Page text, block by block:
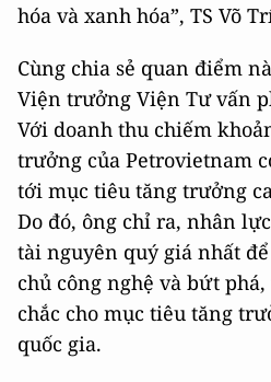
hóa và xanh hóa”, TS Võ
Cùng chia sẻ quan điểm
Viện trưởng Viện Tư vấn
Với doanh thu chiếm
trưởng của Petrovietnam
tới mục tiêu tăng trưởng
Do đó, ông chỉ ra, nhân
tài nguyên quý giá nhất
chủ công nghệ và bứt
chắc cho mục tiêu tăng
quốc gia.